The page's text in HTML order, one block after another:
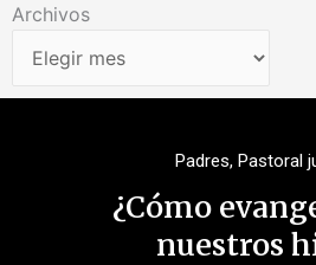
Archivos
Archivos
Padres, Pastoral
¿Cómo
nuestros